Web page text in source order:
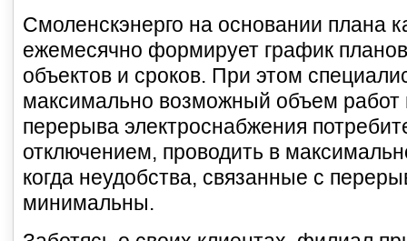
Смоленскэнерго на основании плана
ежемесячно формирует график
объектов и сроков. При этом
максимально возможный объем работ
перерыва электроснабжения
отключением, проводить в
когда неудобства, связанные с
минимальны.